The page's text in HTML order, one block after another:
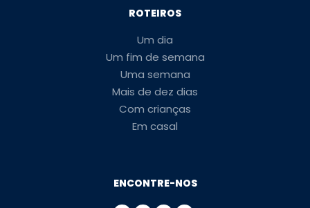
ROTEIROS
Um dia
Um fim de semana
Uma semana
Mais de dez dias
Com crianças
Em casal
ENCONTRE-NOS